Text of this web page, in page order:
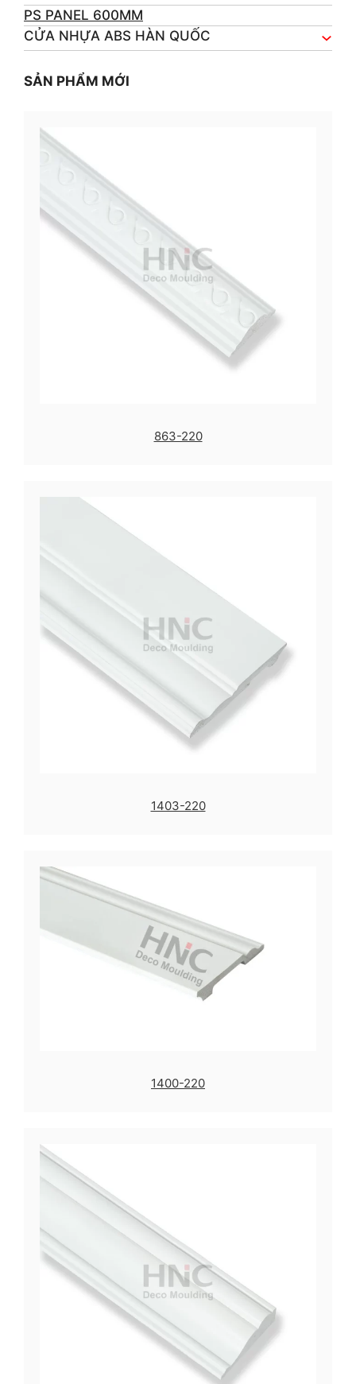
PS PANEL 600MM
CỬA NHỰA ABS HÀN QUỐC
SẢN PHẨM MỚI
863-220
1403-220
1400-220